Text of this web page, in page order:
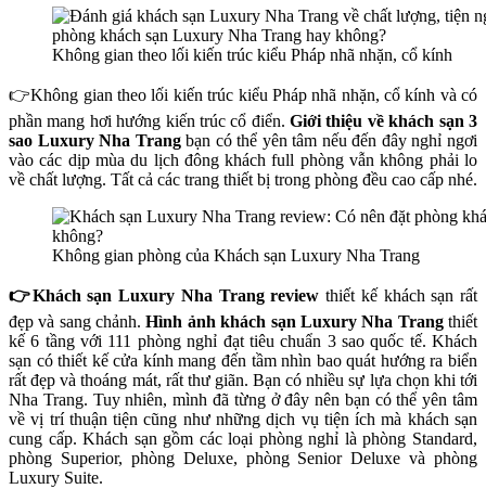
Không gian theo lối kiến trúc kiểu Pháp nhã nhặn, cổ kính
👉Không gian theo lối kiến trúc kiểu Pháp nhã nhặn, cổ kính và có
phần mang hơi hướng kiến trúc cổ điển.Giới thiệu về khách sạn 3
sao Luxury Nha Trangbạn có thể yên tâm nếu đến đây nghỉ ngơi
vào các dịp mùa du lịch đông khách full phòng vẫn không phải lo
về chất lượng. Tất cả các trang thiết bị trong phòng đều cao cấp nhé.
Không gian phòng của Khách sạn Luxury Nha Trang
👉Khách sạn Luxury Nha Trang review thiết kế khách sạn rất
đẹp và sang chảnh.Hình ảnh khách sạn Luxury Nha Trangthiết
kế 6 tầng với 111 phòng nghỉ đạt tiêu chuẩn 3 sao quốc tế. Khách
sạn có thiết kế cửa kính mang đến tầm nhìn bao quát hướng ra biển
rất đẹp và thoáng mát, rất thư giãn. Bạn có nhiều sự lựa chọn khi tới
Nha Trang. Tuy nhiên, mình đã từng ở đây nên bạn có thể yên tâm
về vị trí thuận tiện cũng như những dịch vụ tiện ích mà khách sạn
cung cấp. Khách sạn gồm các loại phòng nghỉ là phòng Standard,
phòng Superior, phòng Deluxe, phòng Senior Deluxe và phòng
Luxury Suite.